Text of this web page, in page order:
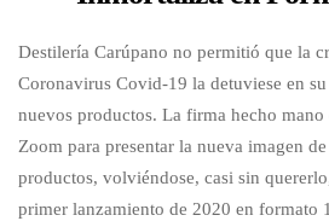
Destilería Carúpano no permitió que la
Coronavirus Covid-19 la detuviese en
nuevos productos. La firma hecho
Zoom para presentar la nueva imagen
productos, volviéndose, casi sin
primer lanzamiento de 2020 en formato